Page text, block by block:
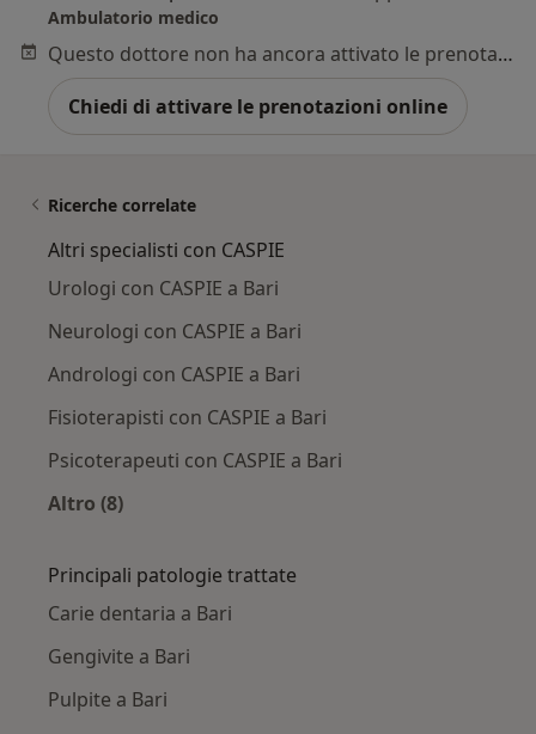
Ambulatorio medico
Questo dottore non ha ancora attivato le prenotazioni online presso questo indirizzo.
Chiedi di attivare le prenotazioni online
Ricerche correlate
Altri specialisti con CASPIE
Urologi con CASPIE a Bari
Neurologi con CASPIE a Bari
Andrologi con CASPIE a Bari
Fisioterapisti con CASPIE a Bari
Psicoterapeuti con CASPIE a Bari
Altro (8)
Principali patologie trattate
Carie dentaria a Bari
Gengivite a Bari
Pulpite a Bari